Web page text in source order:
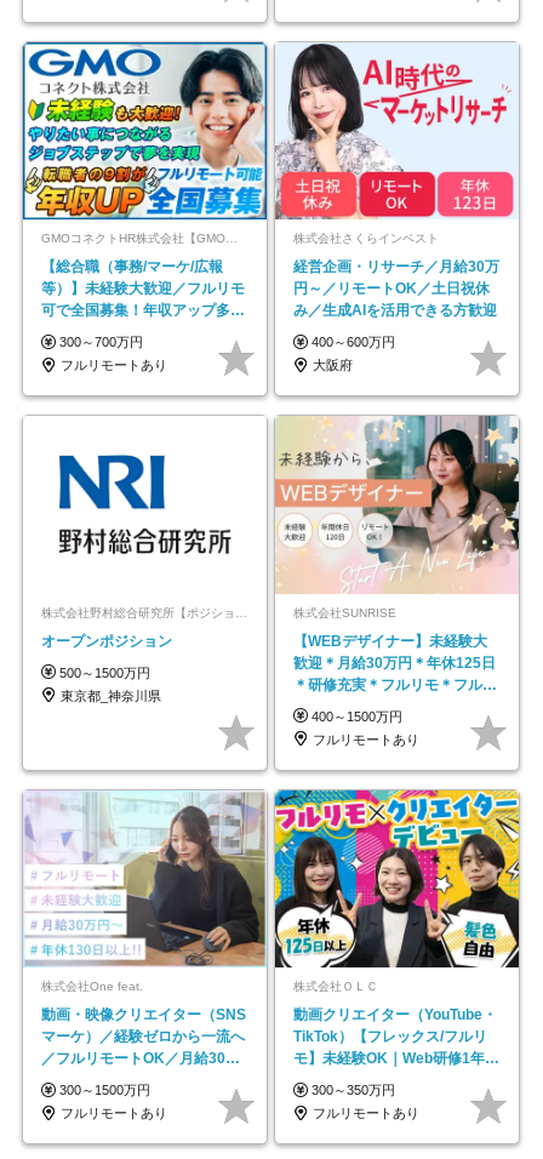
GMOコネクトHR株式会社【GMOインターネットグループ】
【総合職（事務/マーケ/広報
等）】未経験大歓迎／フルリモ
可で全国募集！年収アップ多数
★年休最大130日★
300～700万円
フルリモートあり
株式会社さくらインベスト
経営企画・リサーチ／月給30万
円～／リモートOK／土日祝休
み／生成AIを活用できる方歓迎
400～600万円
大阪府
オープンポジション
500～1500万円
東京都_神奈川県
株式会社SUNRISE
【WEBデザイナー】未経験大
歓迎＊月給30万円＊年休125日
＊研修充実＊フルリモ＊フルフ
レックス＊
400～1500万円
フルリモートあり
株式会社One feat.
動画・映像クリエイター（SNS
マーケ）／経験ゼロから一流へ
／フルリモートOK／月給30万
円～／年休130日以上
300～1500万円
フルリモートあり
株式会社ＯＬＣ
動画クリエイター（YouTube・
TikTok）【フレックス/フルリ
モ】未経験OK｜Web研修1年間
｜副業OK
300～350万円
フルリモートあり